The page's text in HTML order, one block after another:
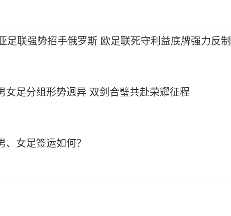
足联强势招手俄罗斯 欧足联死守利益底牌强力反制
女足分组形势迥异 双剑合璧共赴荣耀征程
女足签运如何？